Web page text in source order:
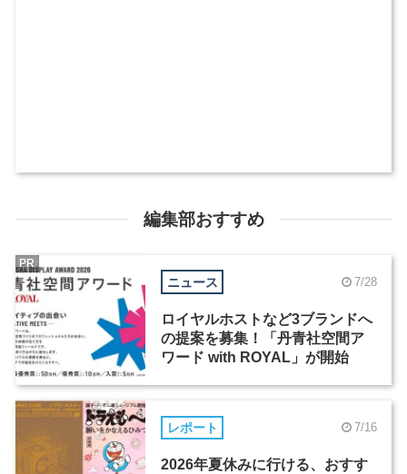
編集部おすすめ
ニュース 7/28
ロイヤルホストなど3ブランドへ
の提案を募集！「丹青社空間ア
ワード with ROYAL」が開始
PR
レポート 7/16
2026年夏休みに行ける、おすす